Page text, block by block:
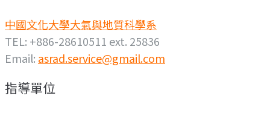
中國文化大學大氣與地質科學系
TEL: +886-28610511 ext. 25836
Email: asrad.service@gmail.com
指導單位